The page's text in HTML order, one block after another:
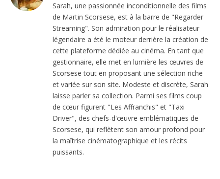
Sarah, une passionnée inconditionnelle des films
de Martin Scorsese, est à la barre de "Regarder
Streaming". Son admiration pour le réalisateur
légendaire a été le moteur derrière la création de
cette plateforme dédiée au cinéma. En tant que
gestionnaire, elle met en lumière les œuvres de
Scorsese tout en proposant une sélection riche
et variée sur son site. Modeste et discrète, Sarah
laisse parler sa collection. Parmi ses films coup
de cœur figurent "Les Affranchis" et "Taxi
Driver", des chefs-d'œuvre emblématiques de
Scorsese, qui reflètent son amour profond pour
la maîtrise cinématographique et les récits
puissants.